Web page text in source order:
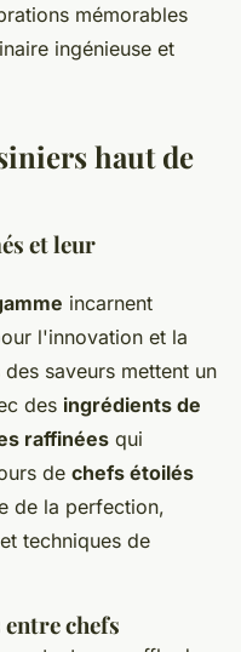
mémorables
ingénieuse et
haut de
et leur
incarnent
l'innovation et la
saveurs mettent un
des ingrédients de
raffinées qui
de chefs étoilés
de la perfection,
techniques de
chefs